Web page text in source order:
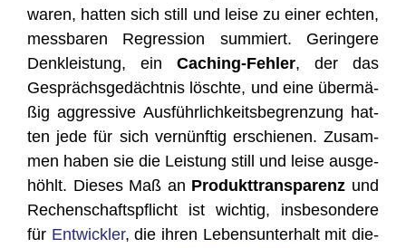
waren, hat­ten sich still und lei­se zu einer ech­ten,
mess­ba­ren Regres­si­on sum­miert. Gerin­ge­re
Denk­leis­tung, ein Caching-Feh­ler, der das
Gesprächs­ge­dächt­nis lösch­te, und eine über­mä­
ßig aggres­si­ve Aus­führ­lich­keits­be­gren­zung hat­
ten jede für sich ver­nünf­tig erschie­nen. Zusam­
men haben sie die Leis­tung still und lei­se aus­ge­
höhlt. Die­ses Maß an Pro­dukt­trans­pa­renz und
Rechen­schafts­pflicht ist wich­tig, ins­be­son­de­re
für Ent­wick­ler, die ihren Lebens­un­ter­halt mit die­